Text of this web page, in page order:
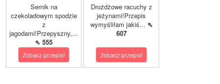
Sernik na
czekoladowym spodzie
z
jagodami!Przepyszny,...
⇖ 555
Zobacz przepis!
Drożdżowe racuchy z
jeżynami!Przepis
wymyśliłam jakiś... ⇖
607
Zobacz przepis!